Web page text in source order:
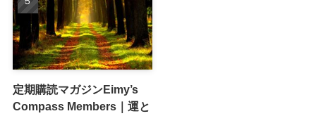
定期購読マガジンEimy’s
Compass Members｜運と